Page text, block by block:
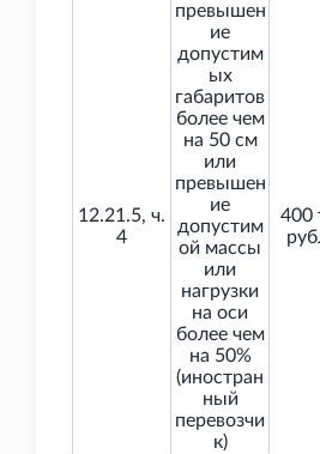
12.21.5, ч.
4
превышен
ие
допустим
ых
габаритов
более чем
на 50 см
или
превышен
ие
допустим
ой массы
или
нагрузки
на оси
более чем
на 50%
(иностран
ный
перевозчи
к)
400